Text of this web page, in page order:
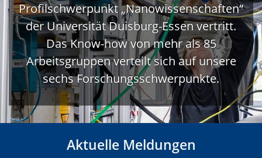
Profilschwerpunkt „Nanowissenschaften“
der Universität Duisburg-Essen vertritt.
Das Know-how von mehr als 85
Arbeitsgruppen verteilt sich auf unsere
sechs Forschungsschwerpunkte.
Aktuelle Meldungen